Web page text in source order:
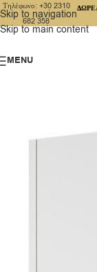
Skip to navigation
Skip to main content
Τηλέφωνο: +30 2310
682 358
MENU